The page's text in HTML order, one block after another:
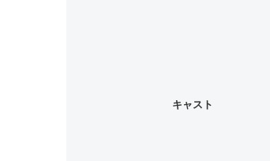
キャスト